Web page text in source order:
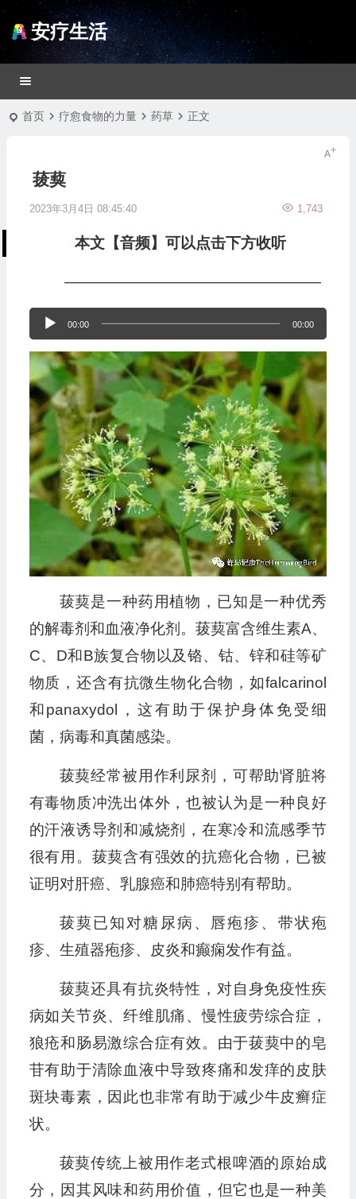
安疗生活
首页 疗愈食物的力量 药草 正文
菝葜
2023年3月4日 08:45:40 1,743
本文【音频】可以点击下方收听
—————————————————
频
播
放
器
00:00 00:00
菝葜是一种药用植物，已知是一种优秀
的解毒剂和血液净化剂。菝葜富含维生素A、
C、D和B族复合物以及铬、钴、锌和硅等矿
物质，还含有抗微生物化合物，如falcarinol
和panaxydol，这有助于保护身体免受细
菌，病毒和真菌感染。
菝葜经常被用作利尿剂，可帮助肾脏将
有毒物质冲洗出体外，也被认为是一种良好
的汗液诱导剂和减烧剂，在寒冷和流感季节
很有用。菝葜含有强效的抗癌化合物，已被
证明对肝癌、乳腺癌和肺癌特别有帮助。
菝葜已知对糖尿病、唇疱疹、带状疱
疹、生殖器疱疹、皮炎和癫痫发作有益。
菝葜还具有抗炎特性，对自身免疫性疾
病如关节炎、纤维肌痛、慢性疲劳综合症，
狼疮和肠易激综合症有效。由于菝葜中的皂
苷有助于清除血液中导致疼痛和发痒的皮肤
斑块毒素，因此也非常有助于减少牛皮癣症
状。
菝葜传统上被用作老式根啤酒的原始成
分，因其风味和药用价值，但它也是一种美